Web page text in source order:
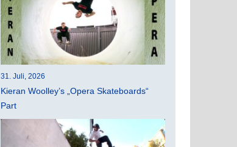
31. Juli, 2026
Kieran Woolley’s „Opera Skateboards“
Part